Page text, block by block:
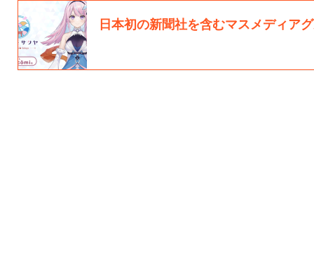
日本初の新聞社を含むマスメディア